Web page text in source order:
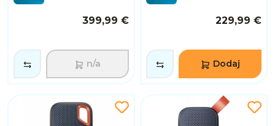
399,99 €
n/a
229,99 €
Dodaj